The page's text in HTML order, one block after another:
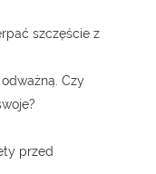
szczęście z
Czy
przed